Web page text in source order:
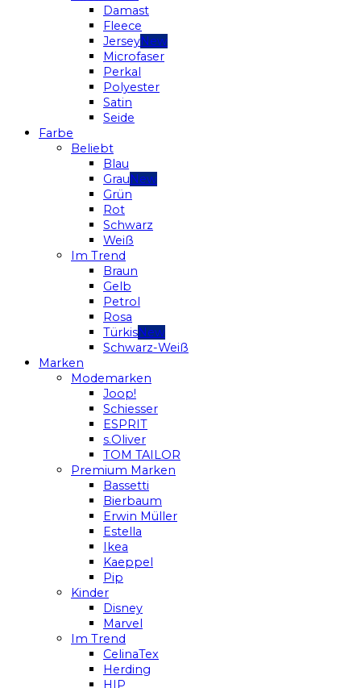
Damast
Fleece
Jersey
Microfaser
Perkal
Polyester
Satin
Seide
Farbe
Beliebt
Blau
Grau
Grün
Rot
Schwarz
Weiß
Im Trend
Braun
Gelb
Petrol
Rosa
Türkis
Schwarz-Weiß
Marken
Modemarken
Joop!
Schiesser
ESPRIT
s.Oliver
TOM TAILOR
Premium Marken
Bassetti
Bierbaum
Erwin Müller
Estella
Ikea
Kaeppel
Pip
Kinder
Disney
Marvel
Im Trend
CelinaTex
Herding
HIP